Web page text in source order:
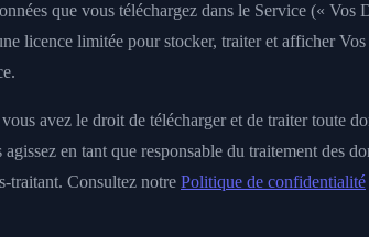
que vous téléchargez dans le Service (« Vos
licence limitée pour stocker, traiter et afficher
avez le droit de télécharger et de traiter toute
en tant que responsable du traitement des
traitant. Consultez notre Politique de confidentialité